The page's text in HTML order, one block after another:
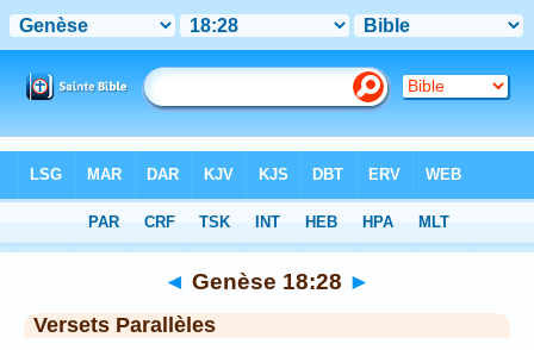
Chapitre 18 > Verset 28
◄ Genèse 18:28 ►
Versets Parallèles